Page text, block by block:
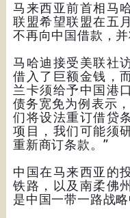
马来西亚前首相马
联盟希望联盟在五
不再向中国借款，
马哈迪接受美联社
借入了巨额金钱，
兰卡须给予中国港
债务宽免为例表示
们将设法重订借贷
项目，我们可能须
重新商订条款。”
中国在马来西亚的
铁路，以及南柔佛
是中国一带一路战略